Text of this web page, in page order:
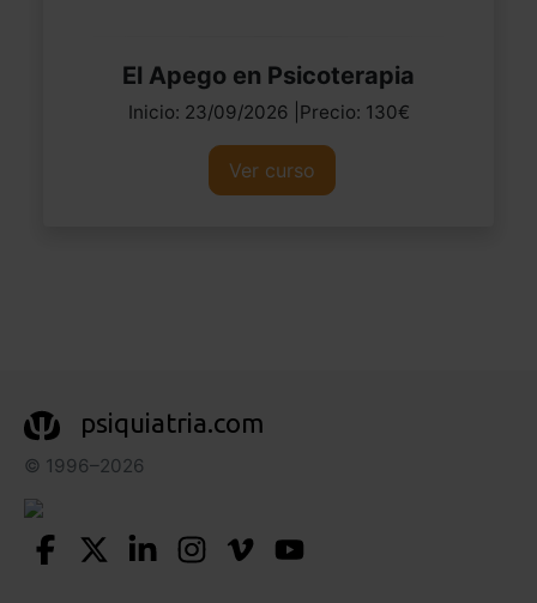
El Apego en Psicoterapia
Inicio: 23/09/2026 |Precio: 130€
Ver curso
psiquiatria.com
© 1996–2026